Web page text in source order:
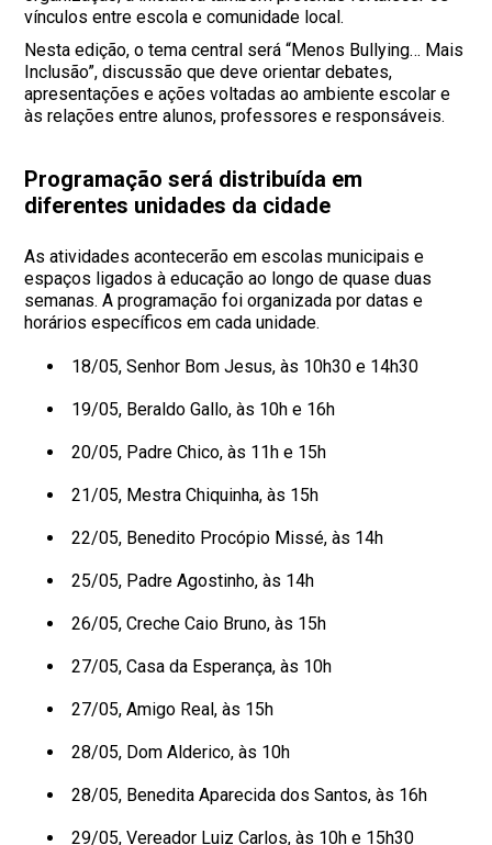
vínculos entre escola e comunidade local.
Nesta edição, o tema central será “Menos Bullying… Mais
Inclusão”, discussão que deve orientar debates,
apresentações e ações voltadas ao ambiente escolar e
às relações entre alunos, professores e responsáveis.
Programação será distribuída em
diferentes unidades da cidade
As atividades acontecerão em escolas municipais e
espaços ligados à educação ao longo de quase duas
semanas. A programação foi organizada por datas e
horários específicos em cada unidade.
18/05, Senhor Bom Jesus, às 10h30 e 14h30
19/05, Beraldo Gallo, às 10h e 16h
20/05, Padre Chico, às 11h e 15h
21/05, Mestra Chiquinha, às 15h
22/05, Benedito Procópio Missé, às 14h
25/05, Padre Agostinho, às 14h
26/05, Creche Caio Bruno, às 15h
27/05, Casa da Esperança, às 10h
27/05, Amigo Real, às 15h
28/05, Dom Alderico, às 10h
28/05, Benedita Aparecida dos Santos, às 16h
29/05, Vereador Luiz Carlos, às 10h e 15h30